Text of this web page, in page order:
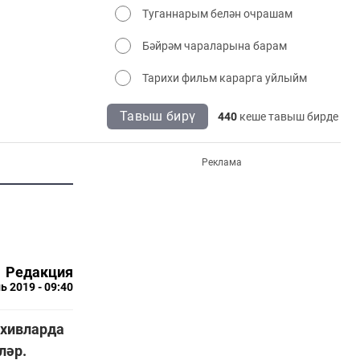
Туганнарым белән очрашам
Бәйрәм чараларына барам
Тарихи фильм карарга уйлыйм
Тавыш бирү 440 кеше тавыш бирде
Редакция
2019 - 09:40
Реклама